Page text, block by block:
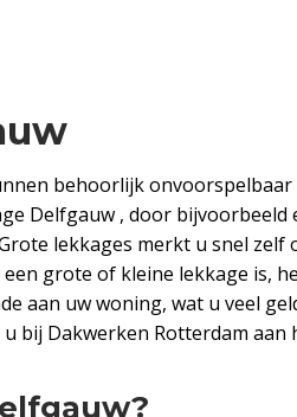
behoorlijk
Delfgauw , door bijvoorbeeld
lekkages merkt u snel zelf
grote of kleine lekkage is,
aan uw woning, wat u veel
bij Dakwerken Rotterdam aan